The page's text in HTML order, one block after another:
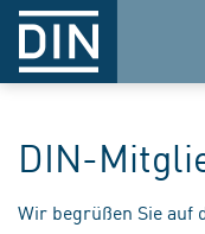
DIN-
Wir begrüßen Sie auf